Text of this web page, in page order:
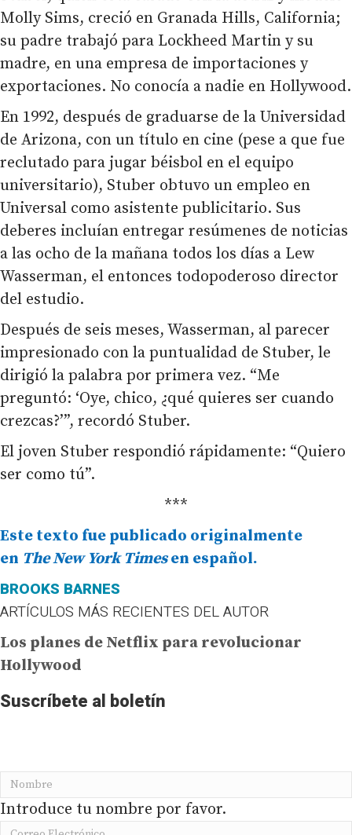
Molly Sims, creció en Granada Hills, California;
su padre trabajó para Lockheed Martin y su
madre, en una empresa de importaciones y
exportaciones. No conocía a nadie en Hollywood.
En 1992, después de graduarse de la Universidad
de Arizona, con un título en cine (pese a que fue
reclutado para jugar béisbol en el equipo
universitario), Stuber obtuvo un empleo en
Universal como asistente publicitario. Sus
deberes incluían entregar resúmenes de noticias
a las ocho de la mañana todos los días a Lew
Wasserman, el entonces todopoderoso director
del estudio.
Después de seis meses, Wasserman, al parecer
impresionado con la puntualidad de Stuber, le
dirigió la palabra por primera vez. “Me
preguntó: ‘Oye, chico, ¿qué quieres ser cuando
crezcas?’”, recordó Stuber.
El joven Stuber respondió rápidamente: “Quiero
ser como tú”.
***
Este texto fue publicado originalmente
en The New York Timesen español.
BROOKS BARNES
ARTÍCULOS MÁS RECIENTES DEL AUTOR
Los planes de Netflix para revolucionar
Hollywood
Suscríbete al boletín
Introduce tu nombre por favor.